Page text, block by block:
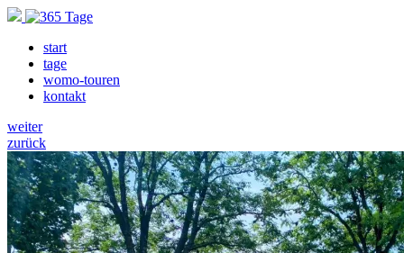
start
tage
womo-touren
kontakt
weiter
zurück